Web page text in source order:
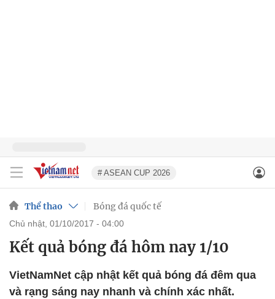
# ASEAN CUP 2026
Thể thao Bóng đá quốc tế
chủ nhật, 01/10/2017 - 04:00
Kết quả bóng đá hôm nay 1/10
VietNamNet cập nhật kết quả bóng đá đêm qua
và rạng sáng nay nhanh và chính xác nhất.